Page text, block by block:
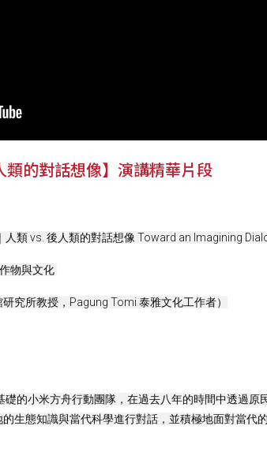
的對話想像】演講精華片段
人類 vs. 後人類的對話想像 Toward an Imagining
物與文化
究所教授，Pagung Tomi 泰雅文化工作者）
的小米方舟行動團隊，在過去八年的時間中透過原
生態知識與當代科學進行對話，並積極地面對當代